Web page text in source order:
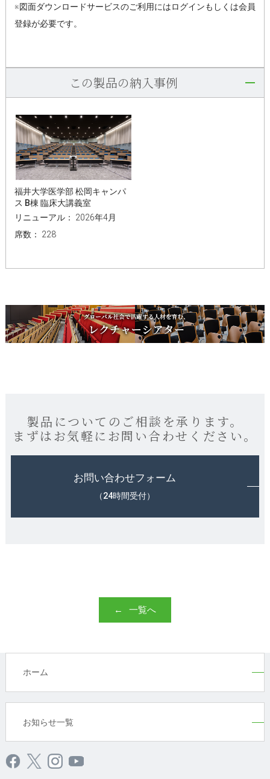
※図面ダウンロードサービスのご利用にはログインもしくは会員
登録が必要です。
この製品の納入事例
福井大学医学部 松岡キャンパ
ス B棟 臨床大講義室
リニューアル： 2026年4月
席数： 228
製品についてのご相談を承ります。
まずはお気軽にお問い合わせください。
お問い合わせフォーム
（24時間受付）
一覧へ
ホーム
お知らせ一覧